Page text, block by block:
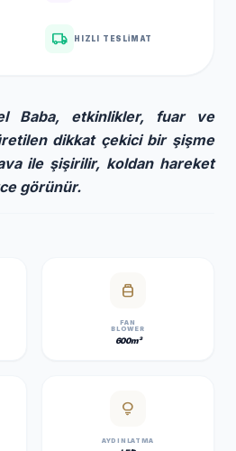
local_shipping HIZLI TESLIMAT
Baba, etkinlikler, fuar ve
dikkat çekici bir şişme
ile şişirilir, koldan hareket
görünür.
propane_tank
FAN
BLOWER
600m³
lightbulb
AYDINLATMA